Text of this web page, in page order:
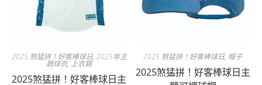
2025 煞猛拼！好客棒球日, 2025年主
題球衣, 上衣類
2025煞猛拼！好客棒球日主
2025 煞猛拼！好客棒球日, 帽子
2025煞猛拼！好客棒球日主